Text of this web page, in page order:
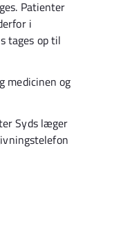
Patienter
i
tages op til
medicinen og
Syds læger